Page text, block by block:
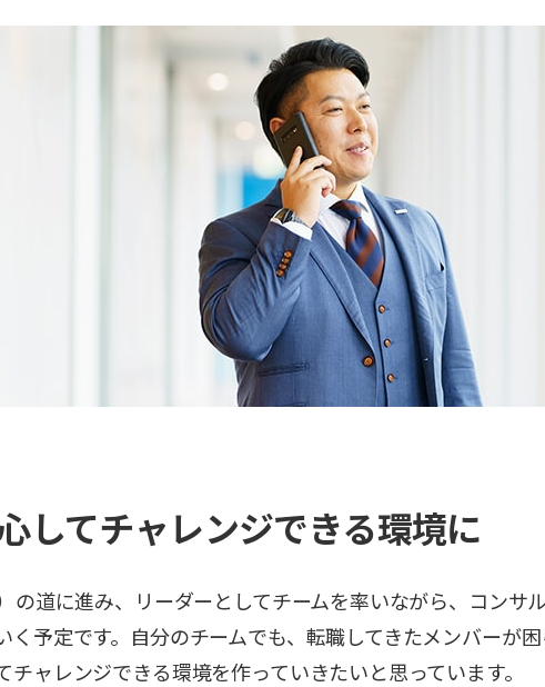
してチャレンジできる環境に
の道に進み、リーダーとしてチームを率いながら、コンサ
く予定です。自分のチームでも、転職してきたメンバーが
チャレンジできる環境を作っていきたいと思っています。